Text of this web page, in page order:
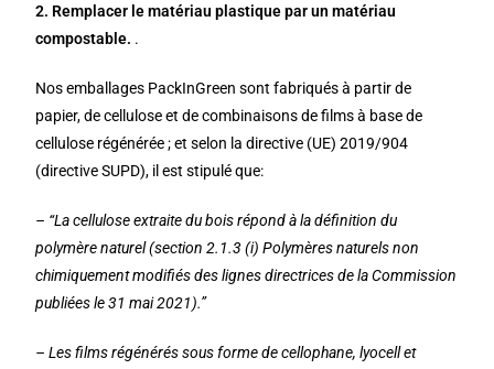
2. Remplacer le matériau plastique par un matériau
compostable. .
Nos emballages PackInGreen sont fabriqués à partir de
papier, de cellulose et de combinaisons de films à base de
cellulose régénérée ; et selon la directive (UE) 2019/904
(directive SUPD), il est stipulé que:
– “La cellulose extraite du bois répond à la définition du
polymère naturel (section 2.1.3 (i) Polymères naturels non
chimiquement modifiés des lignes directrices de la Commission
publiées le 31 mai 2021).”
– Les films régénérés sous forme de cellophane, lyocell et